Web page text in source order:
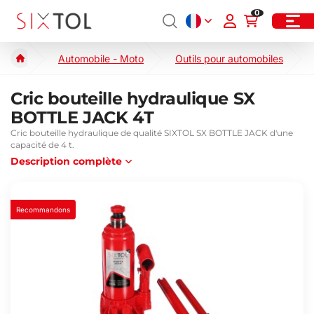
0
Automobile - Moto Outils pour automobiles
Cric bouteille hydraulique SX
BOTTLE JACK 4T
Cric bouteille hydraulique de qualité SIXTOL SX BOTTLE JACK d'une
capacité de 4 t.
Description complète
Recommandons